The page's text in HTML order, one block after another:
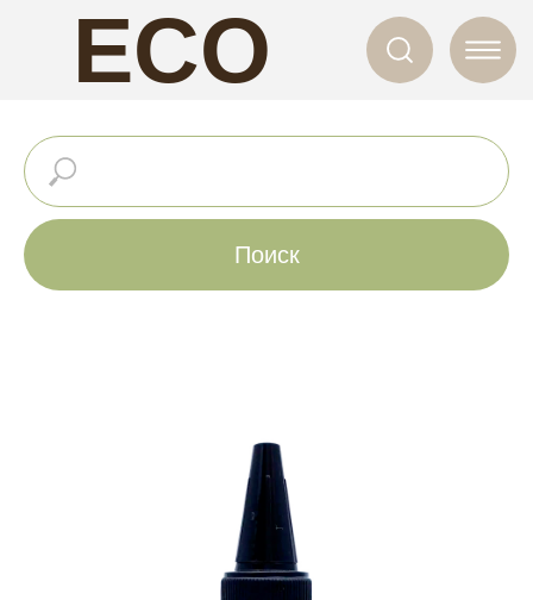
ECO
NAILS
Поиск